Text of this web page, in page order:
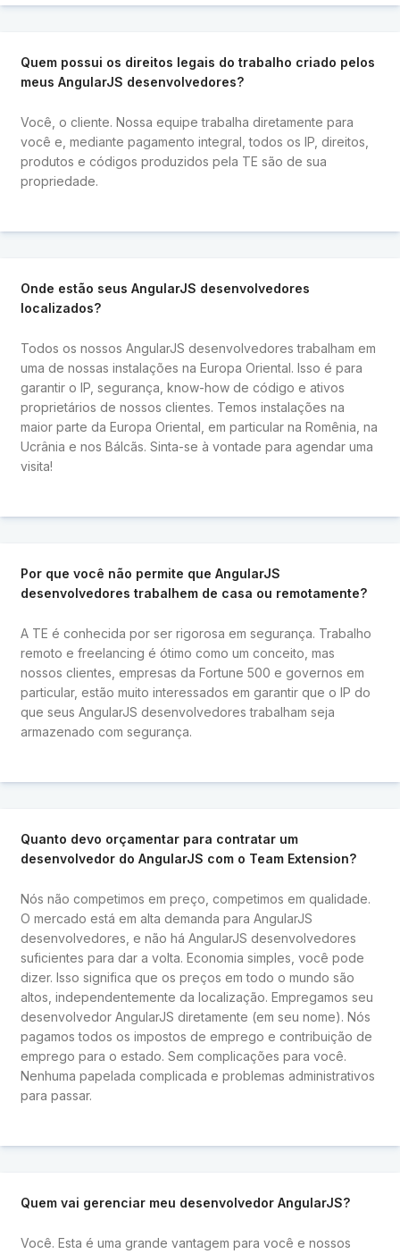
Quem possui os direitos legais do trabalho criado pelos
meus AngularJS desenvolvedores?
Você, o cliente. Nossa equipe trabalha diretamente para
você e, mediante pagamento integral, todos os IP, direitos,
produtos e códigos produzidos pela TE são de sua
propriedade.
Onde estão seus AngularJS desenvolvedores
localizados?
Todos os nossos AngularJS desenvolvedores trabalham em
uma de nossas instalações na Europa Oriental. Isso é para
garantir o IP, segurança, know-how de código e ativos
proprietários de nossos clientes. Temos instalações na
maior parte da Europa Oriental, em particular na Romênia, na
Ucrânia e nos Bálcãs. Sinta-se à vontade para agendar uma
visita!
Por que você não permite que AngularJS
desenvolvedores trabalhem de casa ou remotamente?
A TE é conhecida por ser rigorosa em segurança. Trabalho
remoto e freelancing é ótimo como um conceito, mas
nossos clientes, empresas da Fortune 500 e governos em
particular, estão muito interessados ​​em garantir que o IP do
que seus AngularJS desenvolvedores trabalham seja
armazenado com segurança.
Quanto devo orçamentar para contratar um
desenvolvedor do AngularJS com o Team Extension?
Nós não competimos em preço, competimos em qualidade.
O mercado está em alta demanda para AngularJS
desenvolvedores, e não há AngularJS desenvolvedores
suficientes para dar a volta. Economia simples, você pode
dizer. Isso significa que os preços em todo o mundo são
altos, independentemente da localização. Empregamos seu
desenvolvedor AngularJS diretamente (em seu nome). Nós
pagamos todos os impostos de emprego e contribuição de
emprego para o estado. Sem complicações para você.
Nenhuma papelada complicada e problemas administrativos
para passar.
Quem vai gerenciar meu desenvolvedor AngularJS?
Você. Esta é uma grande vantagem para você e nossos